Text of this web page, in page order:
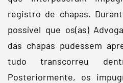
registro de chapas.
possível que os(as)
das chapas pudessem
tudo transcorreu
Posteriormente, os